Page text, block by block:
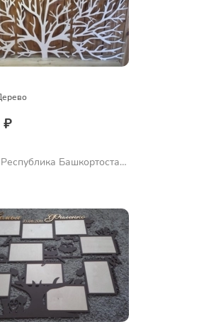
₽
Башкортостан,